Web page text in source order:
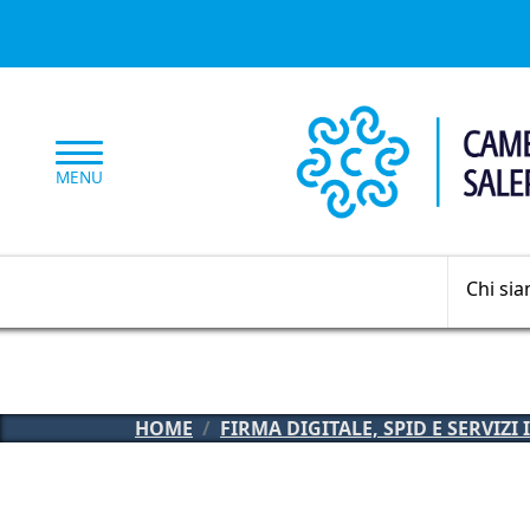
MENU
Chi
HOME FIRMA DIGITALE, SPID E SERVIZI